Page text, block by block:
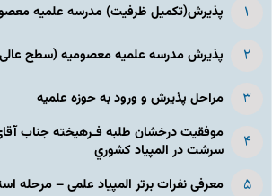
پذیرش(تکمیل ظرفیت) مدرسه علمیه
پذیرش مدرسه علمیه معصومیه‌ (سطح
مراحل پذیرش و ورود به حوزه علمیه
موفقیت درخشان طلبه فـرهیخته جناب
سرشت در المپياد كشوري
معرفی نفرات برتر المپیاد علمی – مرحله